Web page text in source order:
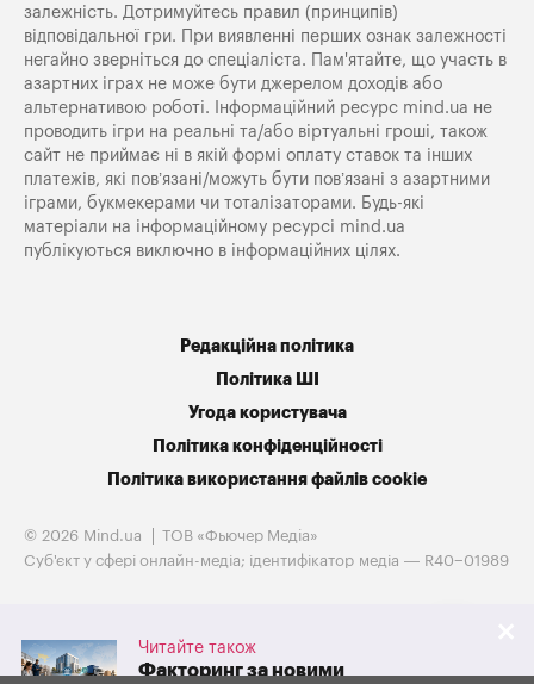
Читайте також
Факторинг за новими
залежність. Дотримуйтесь правил (принципів)
відповідальної гри. При виявленні перших ознак залежності
негайно зверніться до спеціаліста. Пам'ятайте, що участь в
азартних іграх не може бути джерелом доходів або
альтернативою роботі. Інформаційний ресурс mind.ua не
проводить ігри на реальні та/або віртуальні гроші, також
сайт не приймає ні в якій формі оплату ставок та інших
платежів, які пов’язані/можуть бути пов’язані з азартними
іграми, букмекерами чи тоталізаторами. Будь-які
матеріали на інформаційному ресурсі mind.ua
публікуються виключно в інформаційних цілях.
Редакційна політика
Політика ШІ
Угода користувача
Політика конфіденційності
Політика використання файлів cookie
© 2026 Mind.ua
ТОВ «Фьючер Медiа»
Cуб'єкт у сфері онлайн-медіа; ідентифікатор медіа — R40−01989